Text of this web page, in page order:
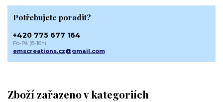
Zboží zařazeno v kategoriích
Potřebujete poradit?
+420 775 677 164
Po-Pá (8-16h)
emscreations.cz@gmail.com